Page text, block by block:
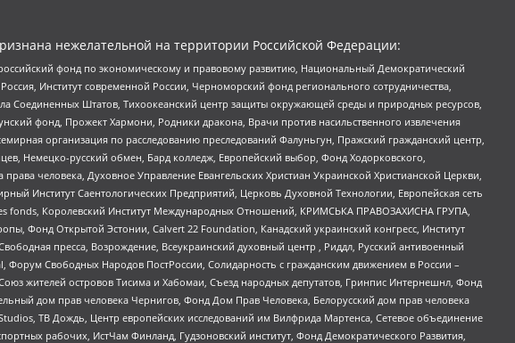
нежелательной на территории Российской Федерации:
фонд по экономическому и правовому развитию, Национальный Демократический
Институт современной России, Черноморский фонд регионального сотрудничества,
Соединенных Штатов, Тихоокеанский центр защиты окружающей среды и природных ресурсов,
фонд, Прожект Хармони, Родники дракона, Врачи против насильственного извлечения
организация по расследованию преследований Фалуньгун, Пражский гражданский центр,
Немецко-русский обмен, Бард колледж, Европейский выбор, Фонд Ходорковского,
человека, Духовное Управление Евангельских Христиан Украинской Христианской Церкви,
Институт Саентологических Предприятий, Церковь Духовной Технологии, Европейская сеть
fonds, Королевский Институт Международных Отношений, КРИМСЬКА ПРАВОЗАХИСНА ГРУПА,
Фонд Открытой Эстонии, Calvert 22 Foundation, Канадский украинский конгресс, Институт
пресса, Возрождение, Всеукраинский духовный центр , Риддл, Русский антивоенный
Свободных Народов ПостРоссии, Солидарность с гражданским движением в России –
жителей островов Тисима и Хабомаи, Съезд народных депутатов, Гринпис Интернешнл, Фонд
дом прав человека Чернигов, Фонд Дом Прав Человека, Белорусский дом прав человека
ТВ Дождь, Центр европейских исследований им Вилфрида Мартенса, Сетевое объединение
рабочих, ИстЧам Финланд, Гудзоновский институт, Фонд Демократического Развития,